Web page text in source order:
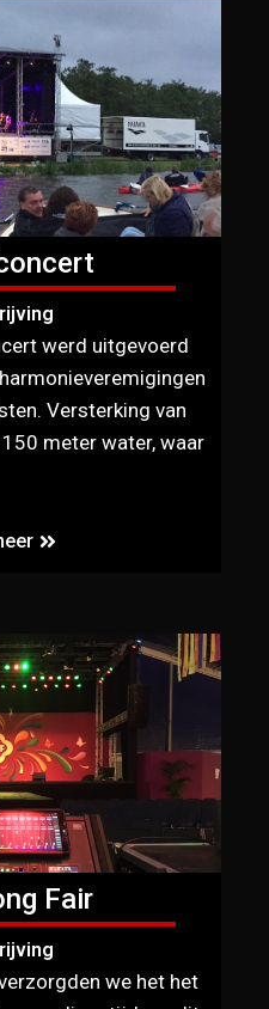
werd uitgevoerd
Versterking van
meter water, waar
Fair
we het het